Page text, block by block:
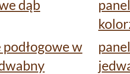
dąb
w